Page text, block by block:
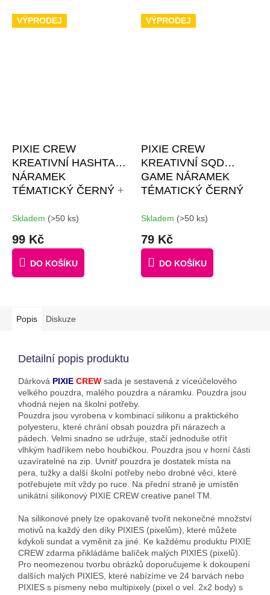
VÝPRODEJ
PIXIE CREW
KREATIVNÍ HASHTAG
NÁRAMEK
TÉMATICKÝ ČERNÝ +
MALÝCH PIXELŮ
ZDARMA
Skladem (>50 ks)
99 Kč
DO KOŠÍKU
VÝPRODEJ
PIXIE CREW
KREATIVNÍ SQD
GAME NÁRAMEK
TÉMATICKÝ ČERNÝ
Skladem (>50 ks)
79 Kč
DO KOŠÍKU
Popis Diskuze
Detailní popis produktu
Dárková PIXIE CREW sada je sestavená z víceúčelového
velkého pouzdra, malého pouzdra a náramku. Pouzdra jsou
vhodná nejen na školní potřeby.
Pouzdra jsou vyrobena v kombinací silikonu a praktického
polyesteru, které chrání obsah pouzdra při nárazech a
pádech. Velmi snadno se udržuje, stačí jednoduše otřít
vlhkým hadříkem nebo houbičkou. Pouzdra jsou v horní části
uzavíratelné na zip. Uvnitř pouzdra je dostatek místa na
pera, tužky a další školní potřeby nebo drobné věci, které
potřebujete mít vždy po ruce. Na přední straně je umístěn
unikátní silikonový PIXIE CREW creative panel TM.
Na silikonové pnely lze opakovaně tvořit nekonečné množství
motivů na každý den díky PIXIES (pixelům), které můžete
kdykoli sundat a vyměnit za jiné. Ke každému produktu PIXIE
CREW zdarma přikládáme balíček malých PIXIES (pixelů).
Pro neomezenou tvorbu obrázků doporučujeme k dokoupení
dalších malých PIXIES, které nabízíme ve 24 barvách nebo
PIXIES s písmeny nebo multipixely (pixel o vel. 2x2 body) s